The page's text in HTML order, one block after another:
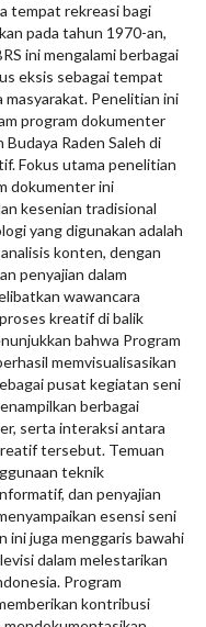
tempat rekreasi bagi
pada tahun 1970-an,
ini mengalami berbagai
eksis sebagai tempat
masyarakat. Penelitian ini
program dokumenter
Raden Saleh di
Fokus utama penelitian
dokumenter ini
kesenian tradisional
yang digunakan adalah
konten, dengan
penyajian dalam
wawancara
kreatif di balik
bahwa Program
memvisualisasikan
pusat kegiatan seni
berbagai
serta interaksi antara
tersebut. Temuan
teknik
dan penyajian
esensi seni
ini juga menggaris bawahi
dalam melestarikan
Program
kontribusi